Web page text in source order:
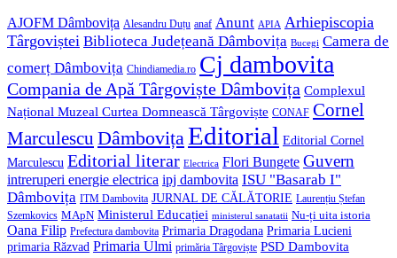
AJOFM Dâmbovița Alesandru Duțu anaf Anunt APIA Arhiepiscopia
Târgoviștei Biblioteca Județeană Dâmbovița Bucegi Camera de
comerț Dâmbovița Chindiamedia.ro Cj dambovita
Compania de Apă Târgoviște Dâmbovița Complexul
Național Muzeal Curtea Domnească Târgoviște CONAF Cornel
Marculescu DâmbovițaEditorial Editorial Cornel
Marculescu Editorial literar Electrica Flori Bungete Guvern
intreruperi energie electrica ipj dambovita ISU "Basarab I"
Dâmbovița ITM Dambovita JURNAL DE CĂLĂTORIE Laurențiu Ștefan
Szemkovics MApN Ministerul Educației ministerul sanatatii Nu-ți uita istoria
Oana Filip Prefectura dambovita Primaria Dragodana Primaria Lucieni
primaria Răzvad Primaria Ulmi primăria Târgoviște PSD Dambovita